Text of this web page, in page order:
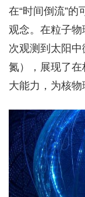
在“时间倒流”
观念。在粒子
次观测到太阳
氮），展现了
大能力，为核物